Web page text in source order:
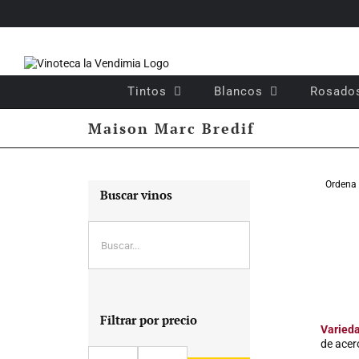
Tintos Blancos
Maison Marc Bredif
de
Buscar vinos
Filtrar por precio